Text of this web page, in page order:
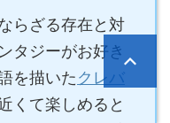
らざる存在と対
タジーがお好き
を描いたクレバ
くて楽しめると